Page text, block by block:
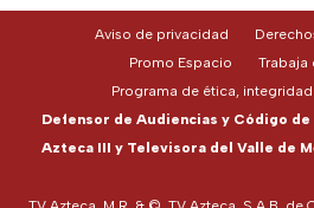
Aviso de privacidad
Promo Espacio
Trabaja
Programa de ética,
Defensor de Audiencias y Código
Azteca III y Televisora del Valle de